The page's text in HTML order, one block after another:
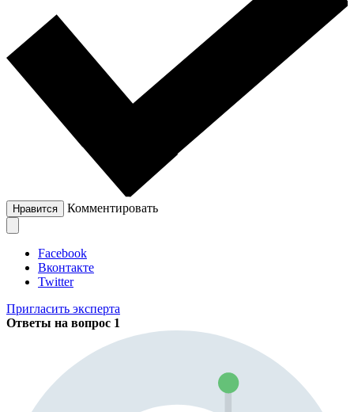
Нравится Комментировать
Facebook
Вконтакте
Twitter
Пригласить эксперта
Ответы на вопрос 1